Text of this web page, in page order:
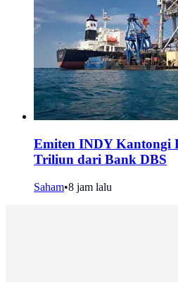
Emiten INDY Kantongi
Triliun dari Bank DBS
Saham•8 jam lalu